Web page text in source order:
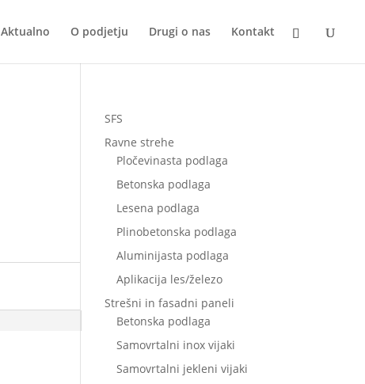
Aktualno O podjetju Drugi o nas Kontakt
SFS
Ravne strehe
Pločevinasta podlaga
Betonska podlaga
Lesena podlaga
Plinobetonska podlaga
Aluminijasta podlaga
Aplikacija les/železo
Strešni in fasadni paneli
Betonska podlaga
Samovrtalni inox vijaki
Samovrtalni jekleni vijaki